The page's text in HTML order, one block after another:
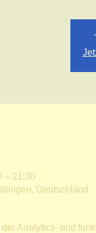
– 21:30
Deutschland
Analytics- und